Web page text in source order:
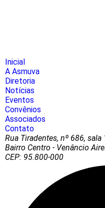
Inicial
A Asmuva
Diretoria
Notícias
Eventos
Convênios
Associados
Contato
Rua Tiradentes, nº 686, sala
Bairro Centro - Venâncio
CEP: 95.800-000